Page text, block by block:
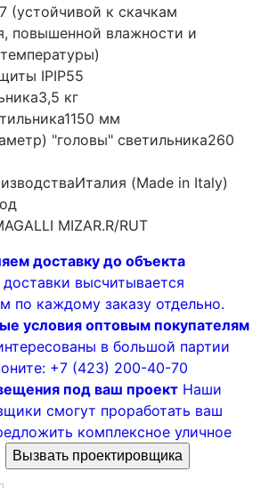
(устойчивой к скачкам
повышенной влажности и
IPIP55
3,5 кг
1150 мм
"головы" светильника260
Италия (Made in Italy)
MIZAR.R/RUT
доставку до объекта
высчитывается
по каждому заказу отдельно.
условия оптовым покупателям
в большой партии
+7 (423) 200-40-70
под ваш проект Наши
смогут проработать ваш
комплексное уличное
Вызвать проектировщика